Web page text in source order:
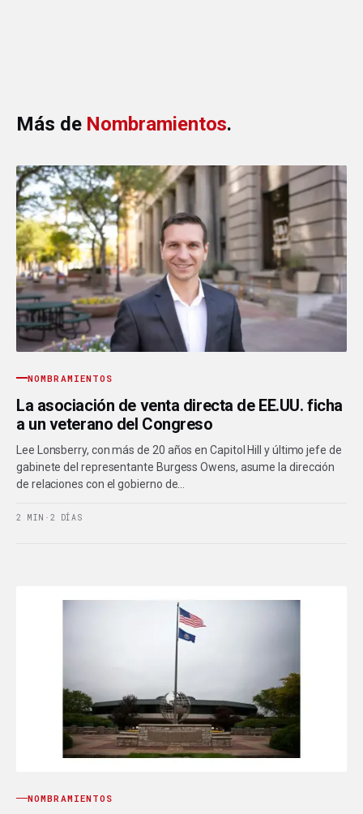
Más de Nombramientos.
NOMBRAMIENTOS
La asociación de venta directa de EE.UU. ficha
a un veterano del Congreso
Lee Lonsberry, con más de 20 años en Capitol Hill y último jefe de
gabinete del representante Burgess Owens, asume la dirección
de relaciones con el gobierno de…
2 MIN · 2 DÍAS
NOMBRAMIENTOS